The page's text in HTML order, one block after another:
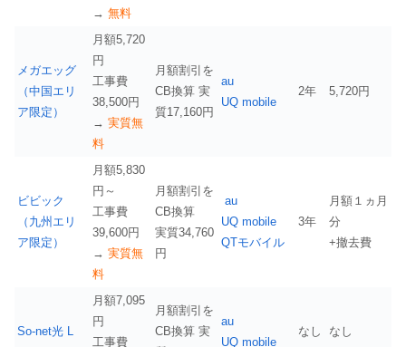
→ 無料
メガエッグ
（中国エリ
ア限定）
月額5,720
円
工事費
38,500円
→ 実質無
料
月額割引を
CB換算 実
質17,160円
au
UQ mobile
2年 5,720円
ビビック
（九州エリ
ア限定）
月額5,830
円～
工事費
39,600円
→ 実質無
料
月額割引を
CB換算
実質34,760
円
au
UQ mobile
QTモバイル
3年
月額１ヵ月
分
+撤去費
So-net光 L
月額7,095
円
工事費
月額割引を
CB換算 実
au
UQ mobile
なし なし